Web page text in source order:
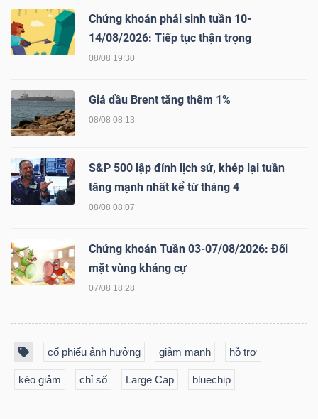
Chứng khoán phái sinh tuần 10-
14/08/2026: Tiếp tục thận trọng
08/08 19:30
Giá dầu Brent tăng thêm 1%
08/08 08:13
S&P 500 lập đỉnh lịch sử, khép lại tuần
tăng mạnh nhất kể từ tháng 4
08/08 08:07
Chứng khoán Tuần 03-07/08/2026: Đối
mặt vùng kháng cự
07/08 18:28
cổ phiếu ảnh hưởng giảm mạnh hỗ trợ
kéo giảm chỉ số Large Cap bluechip
LƯỢNG
NGUYÊN
VẬT
NGHIỆP
KHÔNG